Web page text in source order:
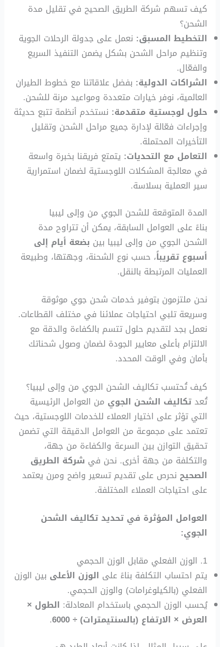
كيف تسهم شركة الطريق الصحيح في تقليل مدة
الشحن؟
التخطيط المسبق: نعمل على جدولة الرحلات الجوية
وتنظيم مراحل الشحن بشكل يضمن التنفيذ السريع
والفعّال.
الشراكات الدولية: بفضل علاقاتنا مع خطوط الطيران
العالمية، نوفر خيارات متعددة ومواعيد مرنة للشحن.
حلول لوجستية متقدمة: نستخدم أنظمة تتبع حديثة
وإجراءات فعّالة لإدارة جميع مراحل الشحن وتقليل
التأخيرات المحتملة.
التعامل مع التحديات: يتمتع فريقنا بخبرة واسعة
في معالجة المشكلات اللوجستية لضمان استمرارية
سير العملية بسلاسة.
المدة المتوقعة للشحن الجوي من وإلى ليبيا
بناءً على العوامل السابقة، يمكن أن تتراوح مدة
الشحن الجوي من وإلى ليبيا بين بضعة أيام إلى
أسبوع تقريباً، حسب نوع الشحنة، وجهتها، وطبيعة
العمليات المرتبطة بالنقل.
نحن ملتزمون بتوفير خدمات شحن جوي موثوقة
وسريعة تلبي احتياجات عملائنا في مختلف القطاعات.
نعمل بجد لتقديم حلول تتسم بالكفاءة والدقة مع
الالتزام بأعلى معايير الجودة لضمان وصول شحناتك
بأمان وفي الوقت المحدد.
كيف تُحتسب تكاليف الشحن الجوي من وإلى ليبيا؟
تُعدتكاليف الشحن الجوي من العوامل الرئيسية
التي تؤثر على اختيار العملاء للخدمات اللوجستية، حيث
تعتمد على مجموعة من العوامل الدقيقة التي تضمن
تحقيق التوازن بين السرعة والكفاءة من جهة،
والتكلفة من جهة أخرى. نحن في شركة الطريق
الصحيح نحرص على تقديم تسعير واضح ومرن يعتمد
على احتياجات العملاء المختلفة.
العوامل المؤثرة في تحديد تكاليف الشحن
الجوي:
1. الوزن الفعلي مقابل الوزن الحجمي
يتم احتساب التكلفة بناءً على الوزن الأعلى بين الوزن
الفعلي (بالكيلوغرامات) والوزن الحجمي.
يُحسب الوزن الحجمي باستخدام المعادلة: الطول ×
العرض × الارتفاع (بالسنتيمترات) ÷ 6000
.